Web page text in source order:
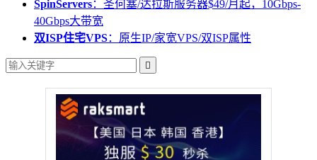
SpinServers：圣何塞/达拉斯服务器$49/月起，10Gbps-
40Gbps大带宽
双ISP住宅VPS：原生IP/家宽VPS/双ISP属性
